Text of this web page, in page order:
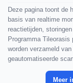
Deze pagina toont de
basis van realtime
reactietijden,
Programma
worden verzameld
geautomatiseerde
Meer